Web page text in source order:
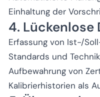
Einhaltung der
4.
Erfassung von Ist-/
Standards und
Aufbewahrung von
Kalibrierhistorien als